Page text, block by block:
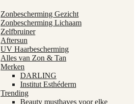
Zonbescherming Gezicht
Zonbescherming Lichaam
Zelfbruiner
Aftersun
UV Haarbescherming
Alles van Zon & Tan
Merken
DARLING
Institut Esthéderm
Trending
Beauty musthaves voor elke